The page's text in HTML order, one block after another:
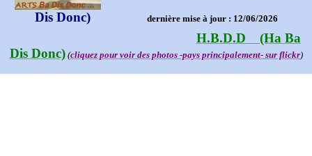
Dis Donc) dernière mise à jour : 12/06/2026
H.B.D.D (Ha Ba
Dis Donc)(cliquez pour voir des photos -pays principalement- sur flickr)